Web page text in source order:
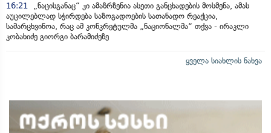
16:21
„ნაცისგანაც“ კი ამაზრზენია ასეთი განცხადების მოსმენა, ამას
აუცილებლად სჭირდება საზოგადოების სათანადო რეაქცია,
სამარცხვინოა, რაც ამ კონკრეტულმა „ნაციონალმა“ თქვა - ირაკლი
კობახიძე გიორგი ბარამიძეზე
ყველა სიახლის ნახვა